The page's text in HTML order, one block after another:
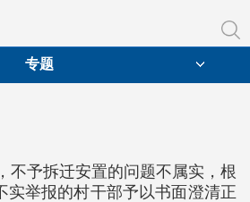
专题
不予拆迁安置的问题不属实，根
举报的村干部予以书面澄清正